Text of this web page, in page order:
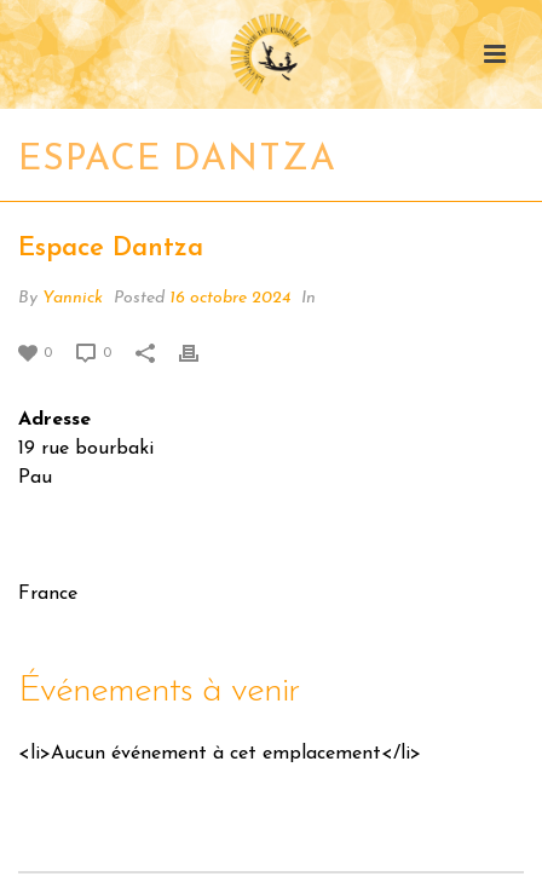
ESPACE DANTZA
Espace Dantza
By Yannick Posted 16 octobre 2024 In
0 0
Adresse
19 rue bourbaki
Pau
France
Événements à venir
<li>Aucun événement à cet emplacement</li>